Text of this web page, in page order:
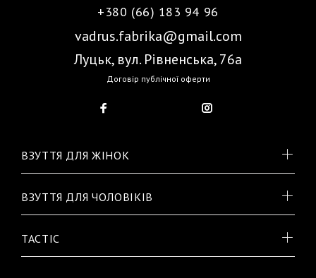
+380 (66) 183 94 96
vadrus.fabrika@gmail.com
Луцьк, вул. Рівненська, 76а
Договір публічної оферти
ВЗУТТЯ ДЛЯ ЖІНОК
ВЗУТТЯ ДЛЯ ЧОЛОВІКІВ
TACTIC